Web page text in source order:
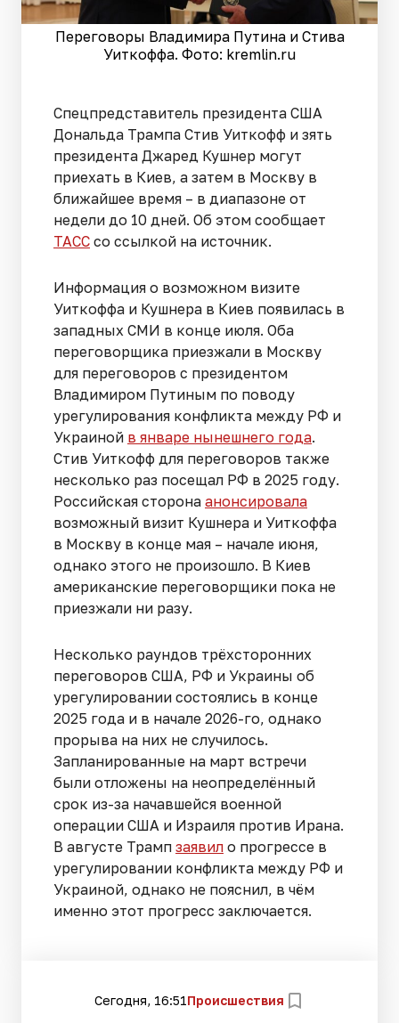
Переговоры Владимира Путина и Стива
Уиткоффа. Фото: kremlin.ru
Спецпредставитель президента США
Дональда Трампа Стив Уиткофф и зять
президента Джаред Кушнер могут
приехать в Киев, а затем в Москву в
ближайшее время – в диапазоне от
недели до 10 дней. Об этом сообщает
ТАСС со ссылкой на источник.
Информация о возможном визите
Уиткоффа и Кушнера в Киев появилась в
западных СМИ в конце июля. Оба
переговорщика приезжали в Москву
для переговоров с президентом
Владимиром Путиным по поводу
урегулирования конфликта между РФ и
Украиной в январе нынешнего года.
Стив Уиткофф для переговоров также
несколько раз посещал РФ в 2025 году.
Российская сторона анонсировала
возможный визит Кушнера и Уиткоффа
в Москву в конце мая – начале июня,
однако этого не произошло. В Киев
американские переговорщики пока не
приезжали ни разу.
Несколько раундов трёхсторонних
переговоров США, РФ и Украины об
урегулировании состоялись в конце
2025 года и в начале 2026-го, однако
прорыва на них не случилось.
Запланированные на март встречи
были отложены на неопределённый
срок из-за начавшейся военной
операции США и Израиля против Ирана.
В августе Трамп заявил о прогрессе в
урегулировании конфликта между РФ и
Украиной, однако не пояснил, в чём
именно этот прогресс заключается.
Сегодня, 16:51Происшествия